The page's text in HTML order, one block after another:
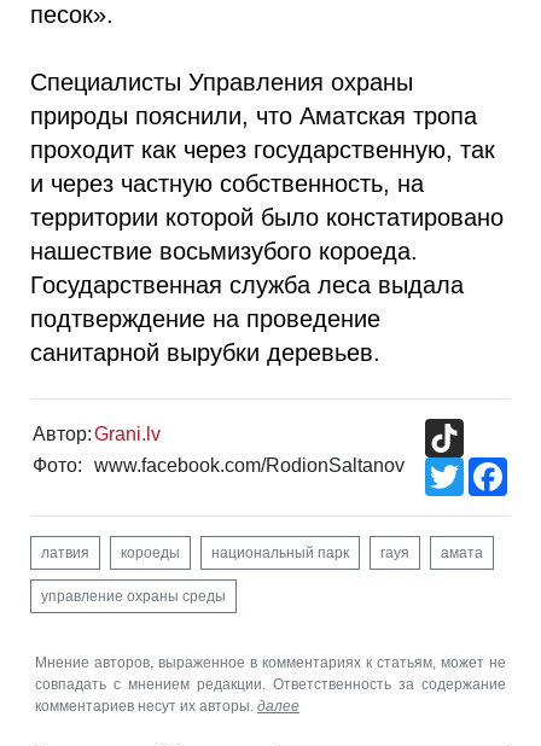
песок».
Специалисты Управления охраны
природы пояснили, что Аматская тропа
проходит как через государственную, так
и через частную собственность, на
территории которой было констатировано
нашествие восьмизубого короеда.
Государственная служба леса выдала
подтверждение на проведение
санитарной вырубки деревьев.
Автор:Grani.lv
Фото:
www.facebook.com/RodionSaltanov
Twitter
латвия короеды национальный парк гауя амата
управление охраны среды
Мнение авторов, выраженное в комментариях к статьям, может не
совпадать с мнением редакции. Ответственность за содержание
комментариев несут их авторы. далее